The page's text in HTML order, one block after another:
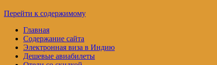
Перейти к содержимому
Главная
Содержание сайта
Электронная виза в Индию
Дешевые авиабилеты